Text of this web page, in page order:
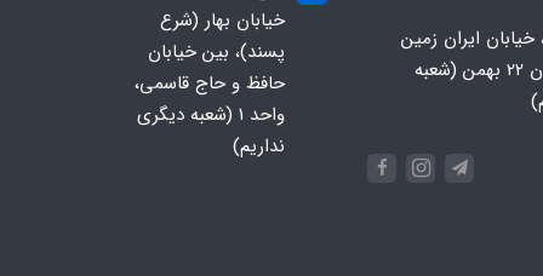
خیابان ایران زمین
جنوبی، خیابان 22 بهمن (شعبه
خیابان بهار (شرع
پسند)، بین خیابان
حافظ و حاج قاسمی،
واحد ۱ (شعبه دیگری
نداریم)